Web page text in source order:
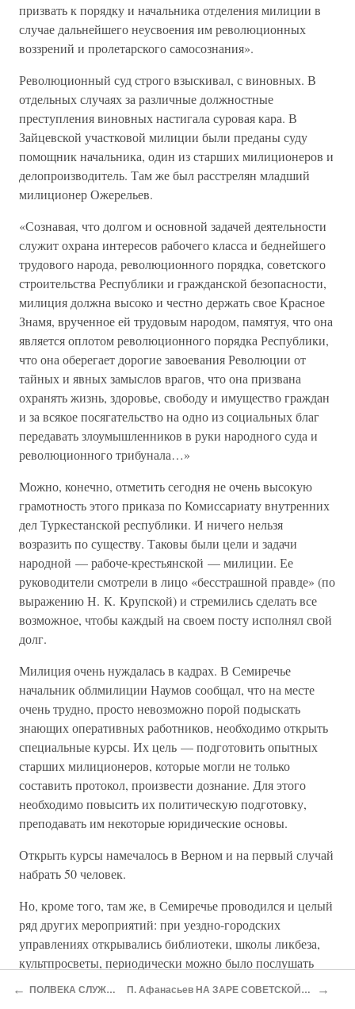
призвать к порядку и начальника отделения милиции в
случае дальнейшего неусвоения им революционных
воззрений и пролетарского самосознания».
Революционный суд строго взыскивал, с виновных. В
отдельных случаях за различные должностные
преступления виновных настигала суровая кара. В
Зайцевской участковой милиции были преданы суду
помощник начальника, один из старших милиционеров и
делопроизводитель. Там же был расстрелян младший
милиционер Ожерельев.
«Сознавая, что долгом и основной задачей деятельности
служит охрана интересов рабочего класса и беднейшего
трудового народа, революционного порядка, советского
строительства Республики и гражданской безопасности,
милиция должна высоко и честно держать свое Красное
Знамя, врученное ей трудовым народом, памятуя, что она
является оплотом революционного порядка Республики,
что она оберегает дорогие завоевания Революции от
тайных и явных замыслов врагов, что она призвана
охранять жизнь, здоровье, свободу и имущество граждан
и за всякое посягательство на одно из социальных благ
передавать злоумышленников в руки народного суда и
революционного трибунала…»
Можно, конечно, отметить сегодня не очень высокую
грамотность этого приказа по Комиссариату внутренних
дел Туркестанской республики. И ничего нельзя
возразить по существу. Таковы были цели и задачи
народной — рабоче-крестьянской — милиции. Ее
руководители смотрели в лицо «бесстрашной правде» (по
выражению Н. К. Крупской) и стремились сделать все
возможное, чтобы каждый на своем посту исполнял свой
долг.
Милиция очень нуждалась в кадрах. В Семиречье
начальник облмилиции Наумов сообщал, что на месте
очень трудно, просто невозможно порой подыскать
знающих оперативных работников, необходимо открыть
специальные курсы. Их цель — подготовить опытных
старших милиционеров, которые могли не только
составить протокол, произвести дознание. Для этого
необходимо повысить их политическую подготовку,
преподавать им некоторые юридические основы.
Открыть курсы намечалось в Верном и на первый случай
набрать 50 человек.
Но, кроме того, там же, в Семиречье проводился и целый
ряд других мероприятий: при уездно-городских
управлениях открывались библиотеки, школы ликбеза,
культпросветы, периодически можно было послушать
← ПОЛВЕКА СЛУЖЕНИЯ НАРОДУ П. Афанасьев НА ЗАРЕ СОВЕТСКОЙ ВЛАСТИ (1919—1920 годы) →